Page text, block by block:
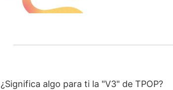
¿Significa algo para ti la "V3" de TPOP?